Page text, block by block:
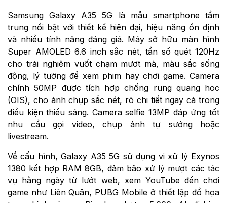
Samsung Galaxy A35 5G là mẫu smartphone tầm
trung nổi bật với thiết kế hiện đại, hiệu năng ổn định
và nhiều tính năng đáng giá. Máy sở hữu màn hình
Super AMOLED 6.6 inch sắc nét, tần số quét 120Hz
cho trải nghiệm vuốt chạm mượt mà, màu sắc sống
động, lý tưởng để xem phim hay chơi game. Camera
chính 50MP được tích hợp chống rung quang học
(OIS), cho ảnh chụp sắc nét, rõ chi tiết ngay cả trong
điều kiện thiếu sáng. Camera selfie 13MP đáp ứng tốt
nhu cầu gọi video, chụp ảnh tự sướng hoặc
livestream.
Về cấu hình, Galaxy A35 5G sử dụng vi xử lý Exynos
1380 kết hợp RAM 8GB, đảm bảo xử lý mượt các tác
vụ hằng ngày từ lướt web, xem YouTube đến chơi
game như Liên Quân, PUBG Mobile ở thiết lập đồ họa